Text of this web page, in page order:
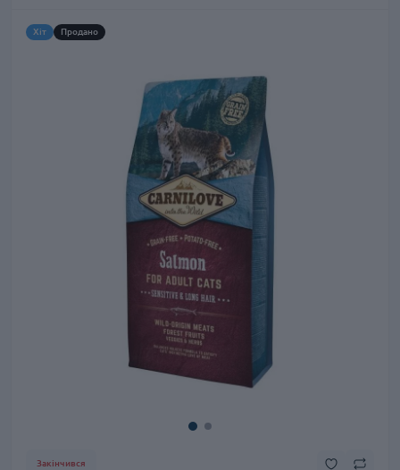
Хіт Продано
Закінчився